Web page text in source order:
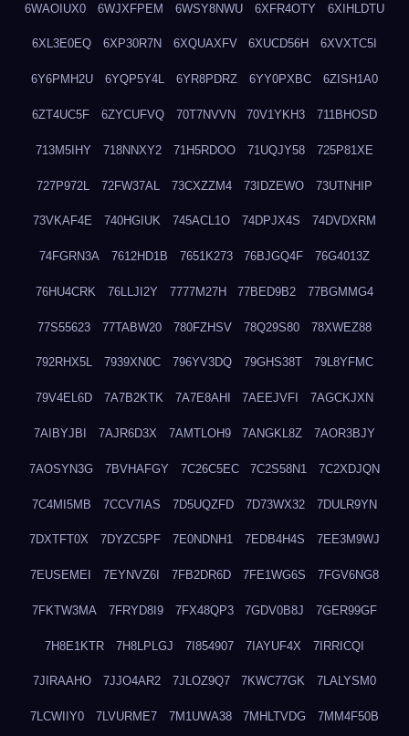
6WAOIUX0 6WJXFPEM 6WSY8NWU 6XFR4OTY 6XIHLDTU
6XL3E0EQ 6XP30R7N 6XQUAXFV 6XUCD56H 6XVXTC5I
6Y6PMH2U 6YQP5Y4L 6YR8PDRZ 6YY0PXBC 6ZISH1A0
6ZT4UC5F 6ZYCUFVQ 70T7NVVN 70V1YKH3 711BHOSD
713M5IHY 718NNXY2 71H5RDOO 71UQJY58 725P81XE
727P972L 72FW37AL 73CXZZM4 73IDZEWO 73UTNHIP
73VKAF4E 740HGIUK 745ACL1O 74DPJX4S 74DVDXRM
74FGRN3A 7612HD1B 7651K273 76BJGQ4F 76G4013Z
76HU4CRK 76LLJI2Y 7777M27H 77BED9B2 77BGMMG4
77S55623 77TABW20 780FZHSV 78Q29S80 78XWEZ88
792RHX5L 7939XN0C 796YV3DQ 79GHS38T 79L8YFMC
79V4EL6D 7A7B2KTK 7A7E8AHI 7AEEJVFI 7AGCKJXN
7AIBYJBI 7AJR6D3X 7AMTLOH9 7ANGKL8Z 7AOR3BJY
7AOSYN3G 7BVHAFGY 7C26C5EC 7C2S58N1 7C2XDJQN
7C4MI5MB 7CCV7IAS 7D5UQZFD 7D73WX32 7DULR9YN
7DXTFT0X 7DYZC5PF 7E0NDNH1 7EDB4H4S 7EE3M9WJ
7EUSEMEI 7EYNVZ6I 7FB2DR6D 7FE1WG6S 7FGV6NG8
7FKTW3MA 7FRYD8I9 7FX48QP3 7GDV0B8J 7GER99GF
7H8E1KTR 7H8LPLGJ 7I854907 7IAYUF4X 7IRRICQI
7JIRAAHO 7JJO4AR2 7JLOZ9Q7 7KWC77GK 7LALYSM0
7LCWIIY0 7LVURME7 7M1UWA38 7MHLTVDG 7MM4F50B